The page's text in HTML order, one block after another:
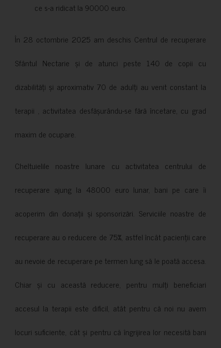
ce s-a ridicat la 90000 euro.
În 28 octombrie 2025 am deschis Centrul de recuperare
Sfântul Nectarie și de atunci peste 140 de copii cu
dizabilități și aproximativ 70 de adulți au venit constant la
terapii , activitatea desfășurându-se fără încetare, cu grad
maxim de ocupare.
Cheltuielile noastre lunare cu activitatea centrului de
recuperare ajung la 48000 euro lunar, bani pe care îi
acoperim din donații și sponsorizări. Serviciile noastre de
recuperare au o reducere de 75%, astfel încât pacienții care
au nevoie de recuperare pe termen lung să le poată accesa.
Chiar și cu această reducere, pentru mulți beneficiari
accesul la terapii este dificil, atât pentru că noi nu avem
locuri suficiente, cât și pentru că îngrijirea lor necesită bani